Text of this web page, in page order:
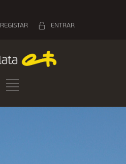
ENTRAR
REGISTAR